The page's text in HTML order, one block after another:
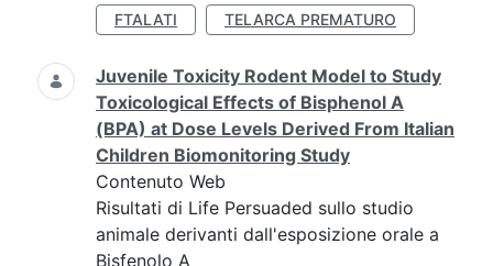
FTALATI
TELARCA PREMATURO
Juvenile Toxicity Rodent Model to Study
Toxicological Effects of Bisphenol A
(BPA) at Dose Levels Derived From Italian
Children Biomonitoring Study
Contenuto Web
Risultati di Life Persuaded sullo studio
animale derivanti dall'esposizione orale a
Bisfenolo A